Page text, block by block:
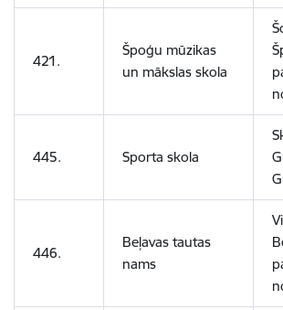
421.
Špoģu mūzikas
un mākslas skola
445. Sporta skola
446.
Beļavas tautas
nams